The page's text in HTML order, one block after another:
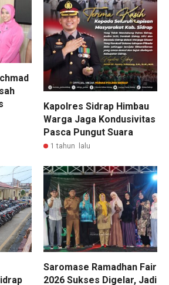
Kapolres Sidrap Himbau
Warga Jaga Kondusivitas
Pasca Pungut Suara
1 tahun lalu
Saromase Ramadhan Fair
2026 Sukses Digelar, Jadi